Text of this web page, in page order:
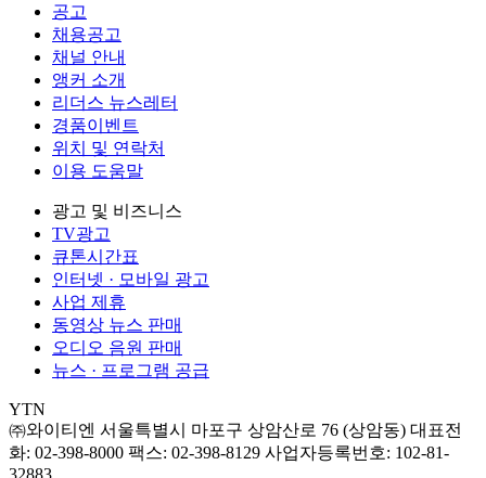
공고
채용공고
채널 안내
앵커 소개
리더스 뉴스레터
경품이벤트
위치 및 연락처
이용 도움말
광고 및 비즈니스
TV광고
큐톤시간표
인터넷 · 모바일 광고
사업 제휴
동영상 뉴스 판매
오디오 음원 판매
뉴스 · 프로그램 공급
YTN
㈜와이티엔 서울특별시 마포구 상암산로 76 (상암동) 대표전
화: 02-398-8000 팩스: 02-398-8129 사업자등록번호: 102-81-
32883